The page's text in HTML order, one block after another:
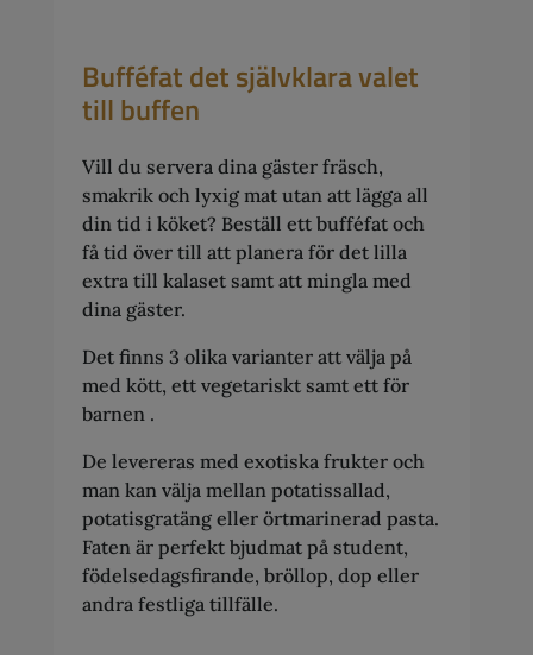
Bufféfat det självklara valet
till buffen
Vill du servera dina gäster fräsch,
smakrik och lyxig mat utan att lägga all
din tid i köket? Beställ ett bufféfat och
få tid över till att planera för det lilla
extra till kalaset samt att mingla med
dina gäster.
Det finns 3 olika varianter att välja på
med kött, ett vegetariskt samt ett för
barnen .
De levereras med exotiska frukter och
man kan välja mellan potatissallad,
potatisgratäng eller örtmarinerad pasta.
Faten är perfekt bjudmat på student,
födelsedagsfirande, bröllop, dop eller
andra festliga tillfälle.